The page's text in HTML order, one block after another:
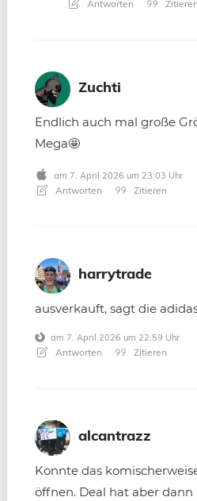
Antworten Zitieren
Zuchti
Endlich auch mal große
Mega🤩
am 7. April 2026 um 23:03 Uhr
Antworten Zitieren
harrytrade
ausverkauft, sagt die
am 7. April 2026 um 22:59 Uhr
Antworten Zitieren
alcantrazz
Konnte das
öffnen. Deal hat aber